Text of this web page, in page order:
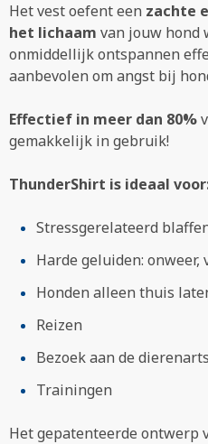
Het vest oefent een zachte
het lichaam van jouw hond
onmiddellijk ontspannen
aanbevolen om angst bij
Effectief in meer dan 80%
gemakkelijk in gebruik!
ThunderShirt is ideaal
Stressgerelateerd
Harde geluiden:
Honden alleen thuis
Reizen
Bezoek aan de dierenarts
Trainingen
Het gepatenteerde ontwerp